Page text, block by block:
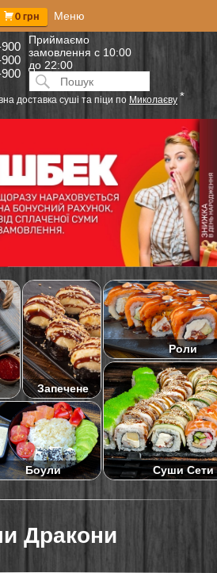
Приймаємо
замовлення с 10:00
до 22:00
Искать:ПОИСК
0 грн Меню
доставка суші та піци по Миколаєву *
Запечене
Роли
Боули Суши Сети
Дракони